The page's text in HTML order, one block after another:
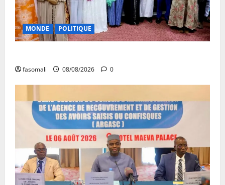
MONDE POLITIQUE
fasomali 08/08/2026 0